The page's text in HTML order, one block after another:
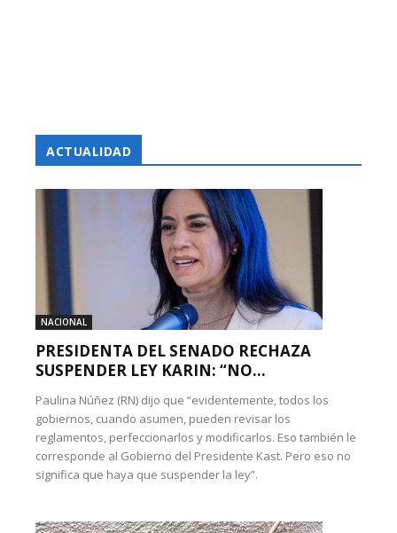
ACTUALIDAD
NACIONAL
PRESIDENTA DEL SENADO RECHAZA
SUSPENDER LEY KARIN: “NO...
Paulina Núñez (RN) dijo que “evidentemente, todos los
gobiernos, cuando asumen, pueden revisar los
reglamentos, perfeccionarlos y modificarlos. Eso también le
corresponde al Gobierno del Presidente Kast. Pero eso no
significa que haya que suspender la ley”.